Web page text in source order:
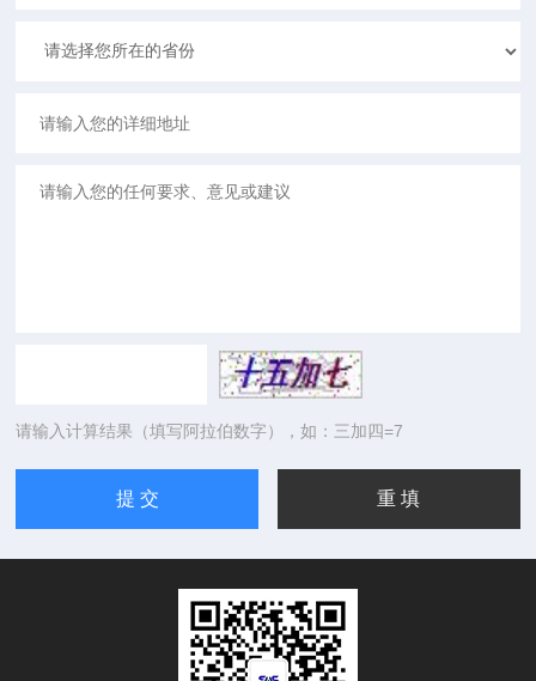
请输入计算结果（填写阿拉伯数字），如：三加四=7